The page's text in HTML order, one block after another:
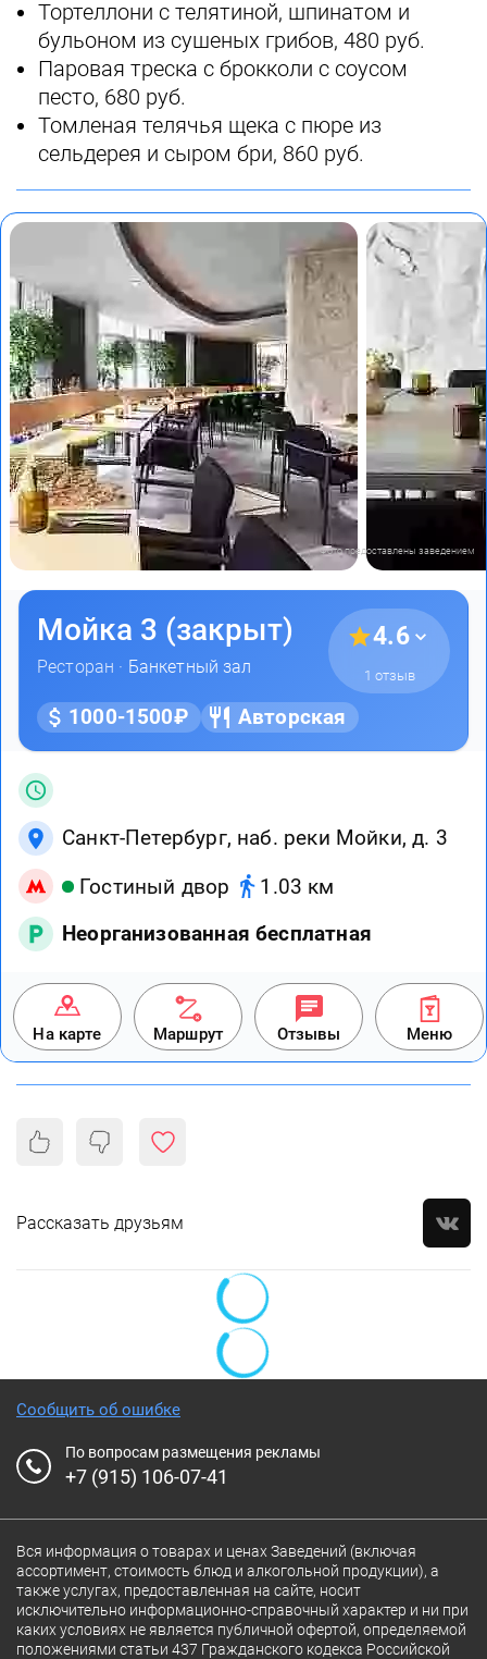
Тортеллони с телятиной, шпинатом и
бульоном из сушеных грибов, 480 руб.
Паровая треска с брокколи с соусом
песто, 680 руб.
Томленая телячья щека с пюре из
сельдерея и сыром бри, 860 руб.
Фото предоставлены заведением
Мойка 3 (закрыт)
Ресторан · Банкетный зал
4.6
1 отзыв
1000-1500₽ Авторская
Санкт-Петербург, наб. реки Мойки, д. 3
Гостиный двор
1.03 км
Неорганизованная бесплатная
На карте Маршрут Отзывы Меню
Рассказать друзьям
Сообщить об ошибке
По вопросам размещения рекламы
+7 (915) 106-07-41
Вся информация о товарах и ценах Заведений (включая
ассортимент, стоимость блюд и алкогольной продукции), а
также услугах, предоставленная на сайте, носит
исключительно информационно-справочный характер и ни при
каких условиях не является публичной офертой, определяемой
положениями статьи 437 Гражданского кодекса Российской